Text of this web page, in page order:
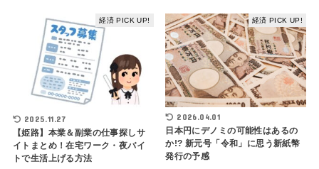
経済 PICK UP!
2025.11.27
【姫路】本業＆副業の仕事探しサ
イトまとめ！在宅ワーク・夜バイ
トで生活上げる方法
経済 PICK UP!
2026.04.01
日本円にデノミの可能性はあるの
か!? 新元号「令和」に思う新紙幣
発行の予感